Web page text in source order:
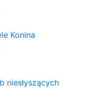
Konina
niesłyszących